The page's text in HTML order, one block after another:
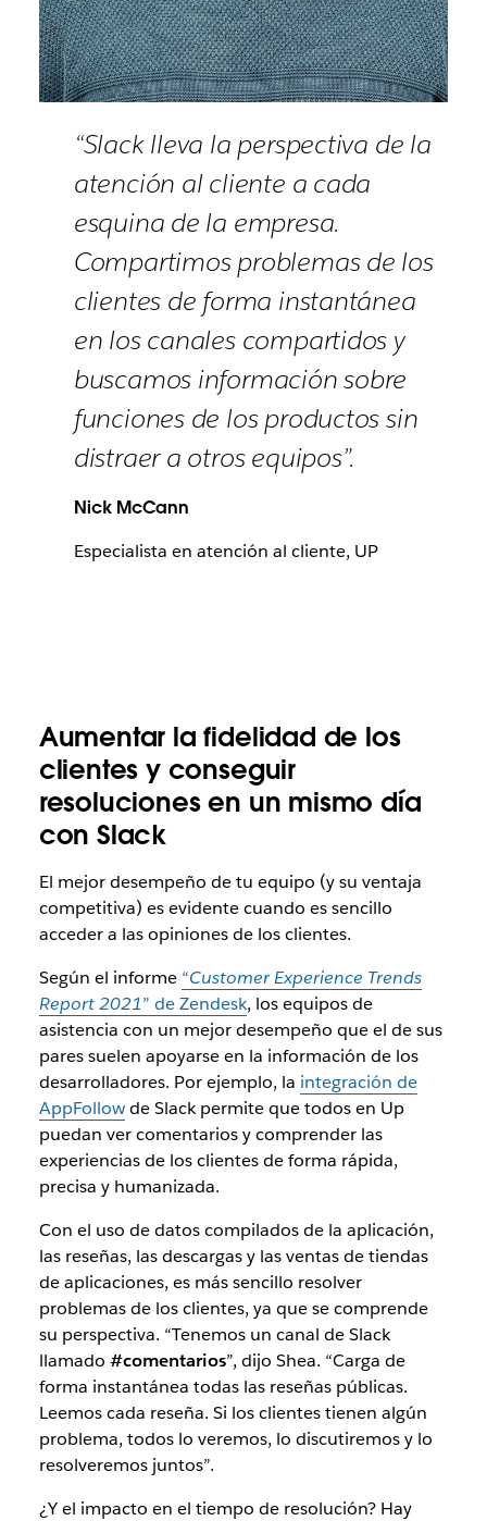
“Slack lleva la perspectiva de la
atención al cliente a cada
esquina de la empresa.
Compartimos problemas de los
clientes de forma instantánea
en los canales compartidos y
buscamos información sobre
funciones de los productos sin
distraer a otros equipos”.
Nick McCann
Especialista en atención al cliente, UP
Aumentar la fidelidad de los
clientes y conseguir
resoluciones en un mismo día
con Slack
El mejor desempeño de tu equipo (y su ventaja
competitiva) es evidente cuando es sencillo
acceder a las opiniones de los clientes.
Según el informe “Customer Experience Trends
Report 2021” de Zendesk, los equipos de
asistencia con un mejor desempeño que el de sus
pares suelen apoyarse en la información de los
desarrolladores. Por ejemplo, la integración de
AppFollowde Slack permite que todos en Up
puedan ver comentarios y comprender las
experiencias de los clientes de forma rápida,
precisa y humanizada.
Con el uso de datos compilados de la aplicación,
las reseñas, las descargas y las ventas de tiendas
de aplicaciones, es más sencillo resolver
problemas de los clientes, ya que se comprende
su perspectiva. “Tenemos un canal de Slack
llamado #comentarios”, dijo Shea. “Carga de
forma instantánea todas las reseñas públicas.
Leemos cada reseña. Si los clientes tienen algún
problema, todos lo veremos, lo discutiremos y lo
resolveremos juntos”.
¿Y el impacto en el tiempo de resolución? Hay